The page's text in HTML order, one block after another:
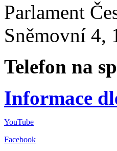
Parlament
Sněmovní 4,
Telefon na
Informace
YouTube
Facebook